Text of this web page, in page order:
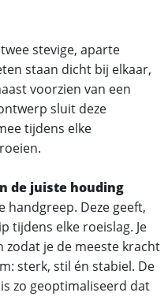
stevige, aparte
staan dicht bij elkaar,
voorzien van een
sluit deze
tijdens elke
de juiste houding
handgreep. Deze geeft,
tijdens elke roeislag. Je
je de meeste kracht
sterk, stil én stabiel. De
zo geoptimaliseerd dat